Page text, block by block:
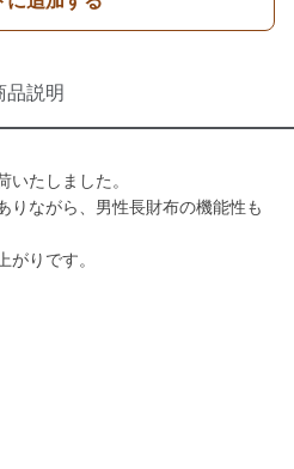
品説明
いたしました。
りながら、男性長財布の機能性も
がりです。